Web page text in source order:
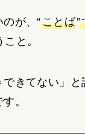
が、“ことば”
と。
できてない」
。